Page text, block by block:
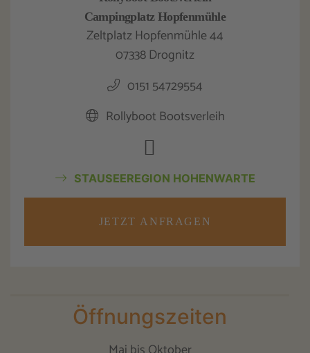
Campingplatz Hopfenmühle
Zeltplatz Hopfenmühle 44
07338 Drognitz
0151 54729554
Rollyboot Bootsverleih
STAUSEEREGION HOHENWARTE
JETZT ANFRAGEN
Öffnungszeiten